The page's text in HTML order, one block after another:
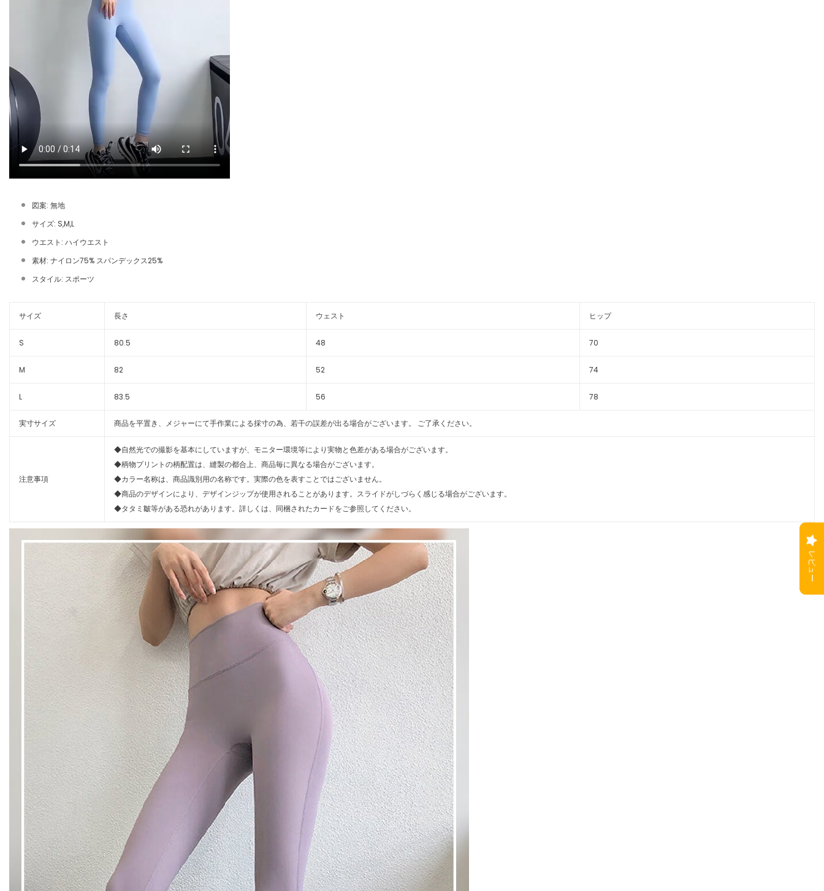
図案: 無地
サイズ: S,M,L
ウエスト: ハイウエスト
素材: ナイロン75% スパンデックス25%
スタイル: スポーツ
サイズ 長さ ウェスト ヒップ
S 80.5 48 70
M 82 52 74
L 83.5 56 78
実寸サイズ 商品を平置き、メジャーにて手作業による採寸の為、若干の誤差が出る場合がございます。 ご了承ください。
注意事項
◆自然光での撮影を基本にしていますが、モニター環境等により実物と色差がある場合がございます。
◆柄物プリントの柄配置は、縫製の都合上、商品毎に異なる場合がございます。
◆カラー名称は、商品識別用の名称です。実際の色を表すことではございません。
◆商品のデザインにより、デザインジップが使用されることがあります。スライドがしづらく感じる場合がございます。
◆タタミ皺等がある恐れがあります。詳しくは、同梱されたカードをご参照してください。